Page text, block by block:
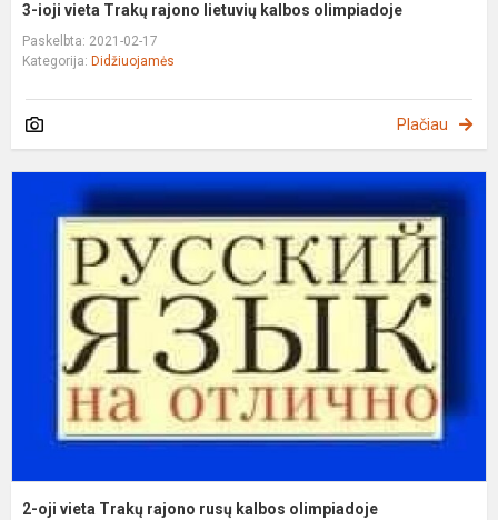
3-ioji vieta Trakų rajono lietuvių kalbos olimpiadoje
Paskelbta: 2021-02-17
Kategorija: Didžiuojamės
Plačiau
2-oji vieta Trakų rajono rusų kalbos olimpiadoje